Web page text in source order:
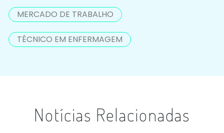
MERCADO DE TRABALHO
TÉCNICO EM ENFERMAGEM
Notícias Relacionadas